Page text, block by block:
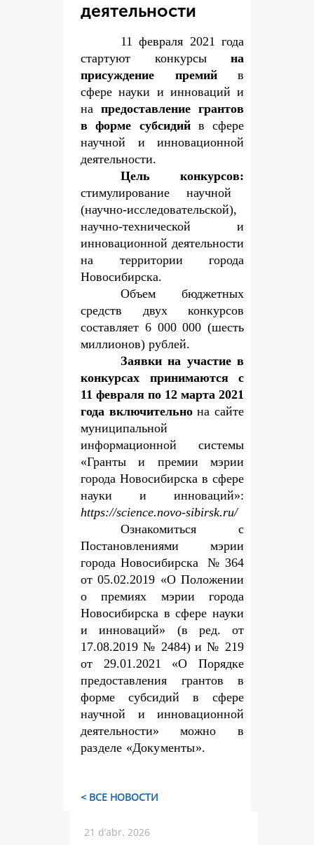
деятельности
11 февраля 2021 года
стартуют конкурсына
присуждение премийв
сфере науки и инноваций и
на предоставление грантов
в форме субсидийв сфере
научной и инновационной
деятельности.
Цель конкурсов:
стимулирование научной
(научно-исследовательской),
научно-технической и
инновационной деятельности
на территории города
Новосибирска.
Объем бюджетных
средств двух конкурсов
составляет 6 000 000 (шесть
миллионов) рублей.
Заявки на участие в
конкурсах принимаются с
11 февраля по 12 марта 2021
года включительнона сайте
муниципальной
информационной системы
«Гранты и премии мэрии
города Новосибирска в сфере
науки и инноваций»:
https://science.novo-sibirsk.ru/
Ознакомиться с
Постановлениями мэрии
города Новосибирска № 364
от 05.02.2019 «О Положении
о премиях мэрии города
Новосибирска в сфере науки
и инноваций» (в ред. от
17.08.2019 № 2484) и № 219
от 29.01.2021 «О Порядке
предоставления грантов в
форме субсидий в сфере
научной и инновационной
деятельности» можно в
разделе «Документы».
< ВСЕ НОВОСТИ
21 d’abr. 2026